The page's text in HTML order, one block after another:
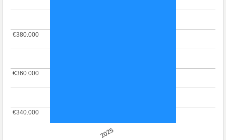
2025
€340.000
€340.000
€360.000
€360.000
€380.000
€380.000